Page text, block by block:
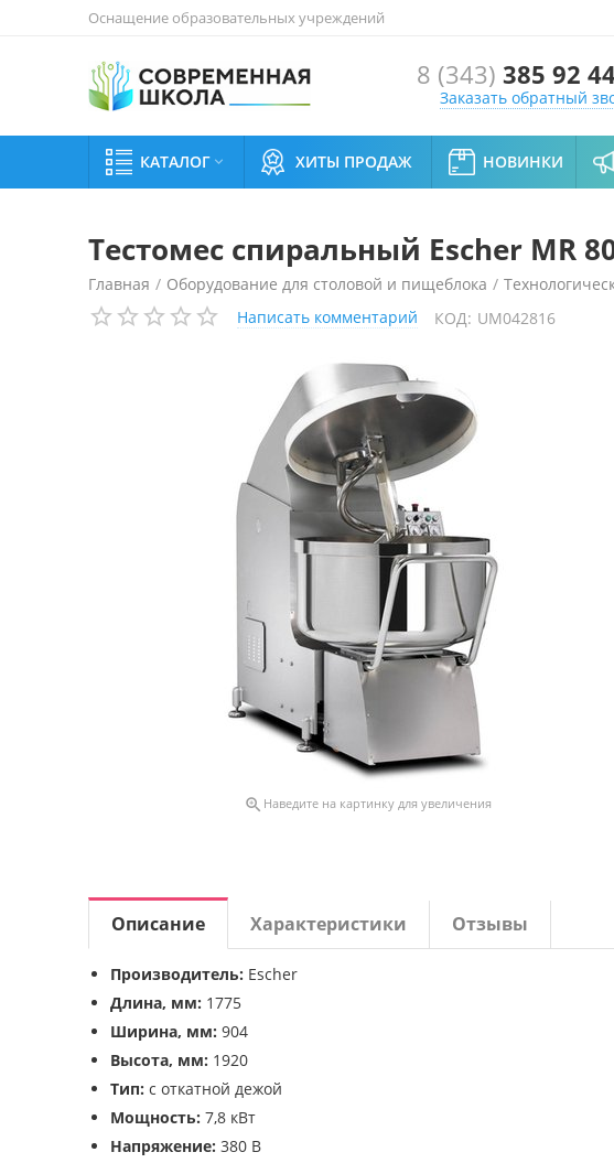
Оснащение образовательных учреждений
8 (343) 385 92
Заказать обратный
КАТАЛОГ  ХИТЫ ПРОДАЖ НОВИНКИ
Тестомес спиральный Escher MR
Главная / Оборудование для столовой и пищеблока /
Тестомес спиральный Escher MR 80
Написать комментарий КОД: UM042816
 Наведите на картинку для увеличения
Описание Характеристики Отзывы
Производитель: Escher
Длина, мм: 1775
Ширина, мм: 904
Высота, мм: 1920
Тип: с откатной дежой
Мощность: 7,8 кВт
Напряжение: 380 В